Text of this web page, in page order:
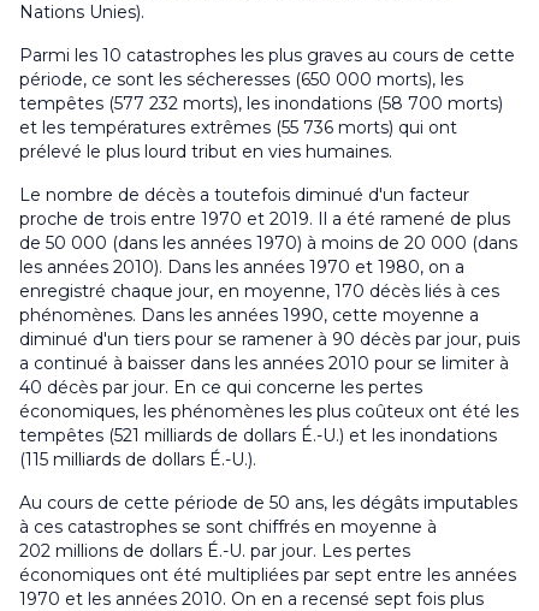
Nations Unies).
Parmi les 10 catastrophes les plus graves au cours de cette
période, ce sont les sécheresses (650 000 morts), les
tempêtes (577 232 morts), les inondations (58 700 morts)
et les températures extrêmes (55 736 morts) qui ont
prélevé le plus lourd tribut en vies humaines.
Le nombre de décès a toutefois diminué d'un facteur
proche de trois entre 1970 et 2019. Il a été ramené de plus
de 50 000 (dans les années 1970) à moins de 20 000 (dans
les années 2010). Dans les années 1970 et 1980, on a
enregistré chaque jour, en moyenne, 170 décès liés à ces
phénomènes. Dans les années 1990, cette moyenne a
diminué d'un tiers pour se ramener à 90 décès par jour, puis
a continué à baisser dans les années 2010 pour se limiter à
40 décès par jour. En ce qui concerne les pertes
économiques, les phénomènes les plus coûteux ont été les
tempêtes (521 milliards de dollars É.-U.) et les inondations
(115 milliards de dollars É.-U.).
Au cours de cette période de 50 ans, les dégâts imputables
à ces catastrophes se sont chiffrés en moyenne à
202 millions de dollars É.-U. par jour. Les pertes
économiques ont été multipliées par sept entre les années
1970 et les années 2010. On en a recensé sept fois plus